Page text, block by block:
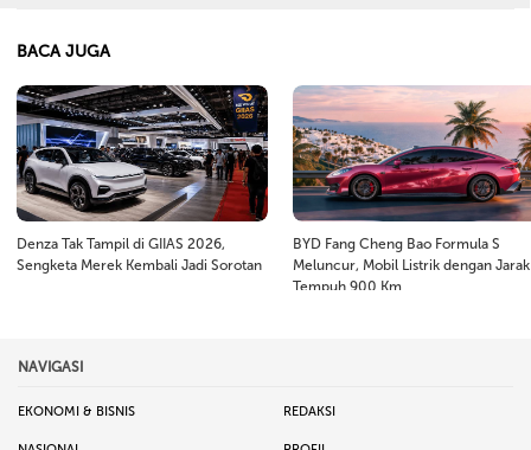
BACA JUGA
Denza Tak Tampil di GIIAS 2026,
Sengketa Merek Kembali Jadi Sorotan
BYD Fang Cheng Bao Formula S
Meluncur, Mobil Listrik dengan Jarak
Tempuh 900 Km
NAVIGASI
EKONOMI & BISNIS REDAKSI